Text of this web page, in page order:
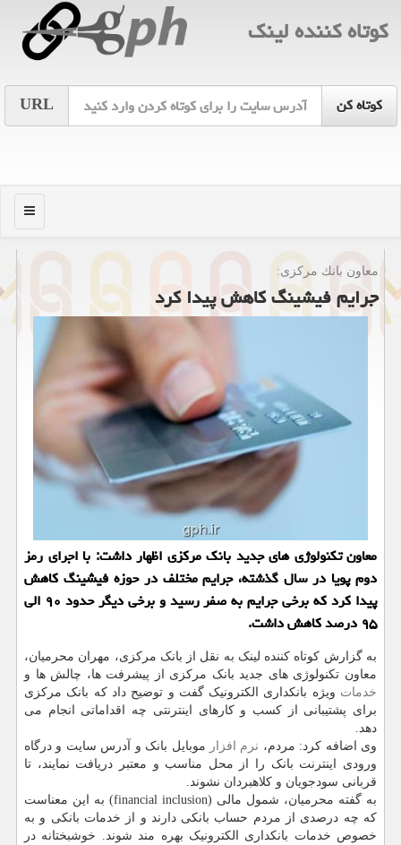
كوتاه كننده لینك
URL
منو
معاون بانك مركزی:
جرایم فیشینگ كاهش پیدا كرد
معاون تكنولوژی های جدید بانك مركزی اظهار داشت: با اجرای رمز
دوم پویا در سال گذشته، جرایم مختلف در حوزه فیشینگ كاهش
پیدا كرد كه برخی جرایم به صفر رسید و برخی دیگر حدود ۹۰ الی
۹۵ درصد كاهش داشت.
به گزارش کوتاه کننده لینک به نقل از بانک مرکزی، مهران محرمیان،
معاون تکنولوژی های جدید بانک مرکزی از پیشرفت ها، چالش ها و
خدمات ویژه بانکداری الکترونیک گفت و توضیح داد که بانک مرکزی
برای پشتیبانی از کسب و کارهای اینترنتی چه اقداماتی انجام می
دهد.
وی اضافه کرد: مردم، نرم افزار موبایل بانک و آدرس سایت و درگاه
ورودی اینترنت بانک را از محل مناسب و معتبر دریافت نمایند، تا
قربانی سودجویان و کلاهبردان نشوند.
به گفته محرمیان، شمول مالی (financial inclusion) به این معناست
که چه درصدی از مردم حساب بانکی دارند و از خدمات بانکی و به
خصوص خدمات بانکداری الکترونیک بهره مند شوند. خوشبختانه در